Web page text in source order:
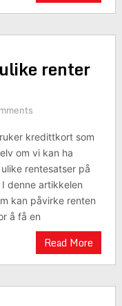
renter
kredittkort som
om vi kan ha
rentesatser på
denne artikkelen
kan påvirke renten
å få en
Read More